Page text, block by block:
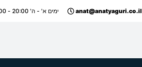
anat@anatyaguri.co.il ימים א' - ה' 20:00 - 09:00